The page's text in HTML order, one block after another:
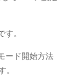
。
ード開始方法